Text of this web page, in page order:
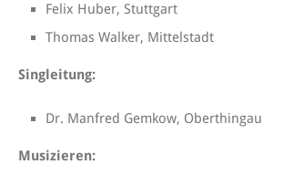
Felix Huber, Stuttgart
Thomas Walker, Mittelstadt
Singleitung:
Dr. Manfred Gemkow, Oberthingau
Musizieren: